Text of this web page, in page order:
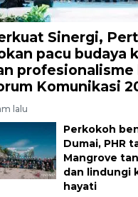
Sinergi,
pacu budaya
Komunikasi
lalu
Perkokoh
Dumai, PHR
Mangrove
dan lindungi
hayati